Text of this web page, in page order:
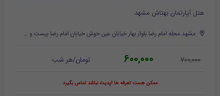
هتل آپارتمان بهتاش مشهد
مشهد محله امام رضا بلوار بهار خیابان عین خوش خیابان امام رضا بیست و نهم
700,000
600,000 تومان/هر شب
ممکن هست تعرفه ها آپدیت نباشد تماس بگیرد